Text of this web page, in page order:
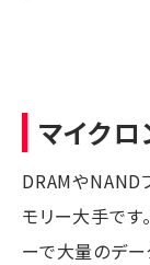
マイクロ
DRAMやNAND
モリー大手です
ーで大量のデ